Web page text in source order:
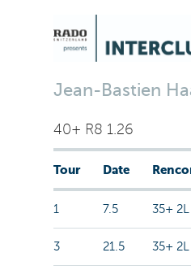
Jean-Bastien
40+ R8 1.26
Tour Date
1 7.5 35+ 2L
3 21.5 35+ 2L